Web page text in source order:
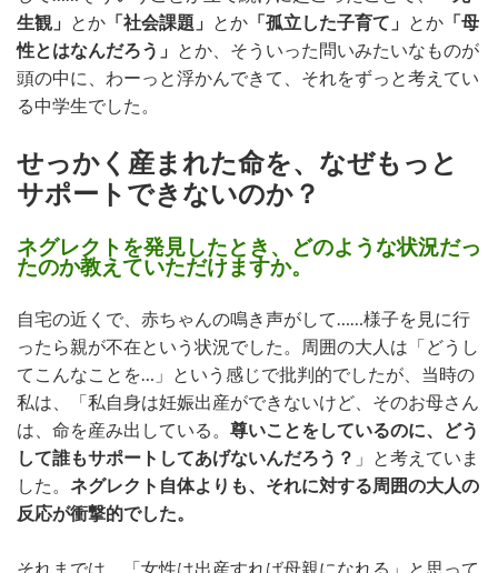
生観」 とか 「社会課題」 とか 「孤立した子育て」 とか 「母
性とはなんだろう」 とか、そういった問いみたいなものが
頭の中に、わーっと浮かんできて、それをずっと考えてい
る中学生でした。
せっかく産まれた命を、なぜもっと
サポートできないのか？
ネグレクトを発見したとき、どのような状況だっ
たのか教えていただけますか。
自宅の近くで、赤ちゃんの鳴き声がして……様子を見に行
ったら親が不在という状況でした。周囲の大人は「どうし
てこんなことを…」という感じで批判的でしたが、当時の
私は、「私自身は妊娠出産ができないけど、そのお母さん
は、命を産み出している。 尊いことをしているのに、どう
して誰もサポートしてあげないんだろう？ 」と考えていま
した。 ネグレクト自体よりも、それに対する周囲の大人の
反応が衝撃的でした。
それまでは、「女性は出産すれば母親になれる」と思って